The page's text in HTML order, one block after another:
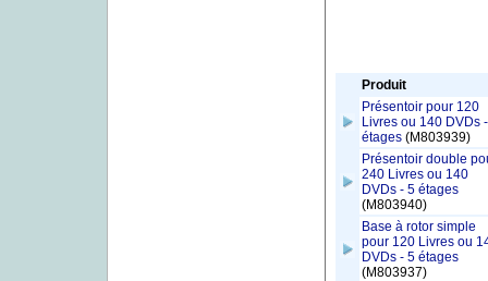
Produit
Présentoir pour 120
Livres ou 140 DVDs
étages (M803939)
Présentoir double
240 Livres ou 140
DVDs - 5 étages
(M803940)
Base à rotor simple
pour 120 Livres ou
DVDs - 5 étages
(M803937)